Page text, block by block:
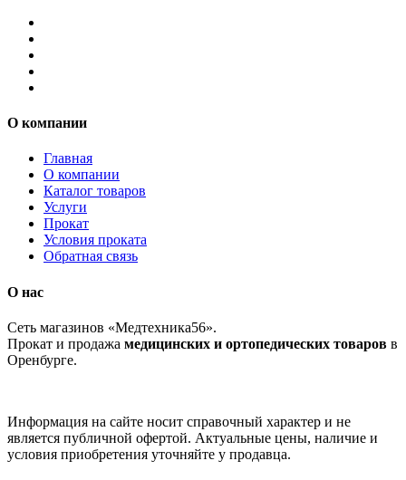
О компании
Главная
О компании
Каталог товаров
Услуги
Прокат
Условия проката
Обратная связь
О нас
Сеть магазинов «Медтехника56».
Прокат и продажа медицинских и ортопедических товаров в
Оренбурге.
Информация на сайте носит справочный характер и не
является публичной офертой. Актуальные цены, наличие и
условия приобретения уточняйте у продавца.